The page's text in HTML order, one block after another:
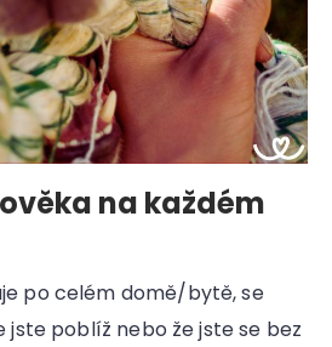
na každém
po celém domě/bytě, se
jste poblíž nebo že jste se bez